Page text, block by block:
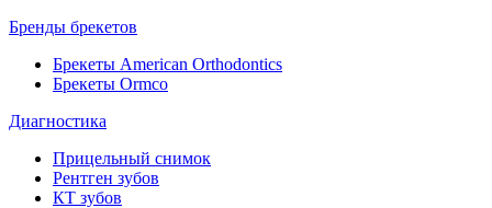
Бренды брекетов
Брекеты American Orthodontics
Брекеты Ormco
Диагностика
Прицельный снимок
Рентген зубов
КТ зубов